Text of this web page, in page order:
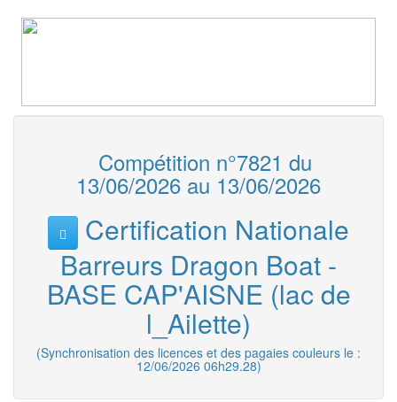
Compétition n°7821 du
13/06/2026 au 13/06/2026
Certification Nationale
Barreurs Dragon Boat -
BASE CAP'AISNE (lac de
l_Ailette)
(Synchronisation des licences et des pagaies couleurs le :
12/06/2026 06h29.28)